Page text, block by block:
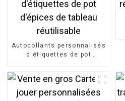
Autocollants personnalisés
d'étiquettes de pot